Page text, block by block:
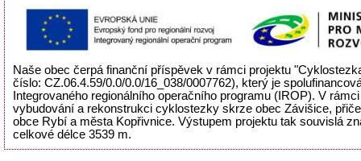
Naše obec čerpá finanční příspěvek v rámci projektu
číslo: CZ.06.4.59/0.0/0.0/16_038/0007762), který je
Integrovaného regionálního operačního programu (IROP). V
vybudování a rekonstrukci cyklostezky skrze obec Závišice,
obce Rybí a města Kopřivnice. Výstupem projektu tak souvislá
celkové délce 3539 m.